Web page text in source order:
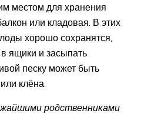
местом для хранения
или кладовая. В этих
хорошо сохранятся,
ящики и засыпать
песку может быть
клёна.
родственниками